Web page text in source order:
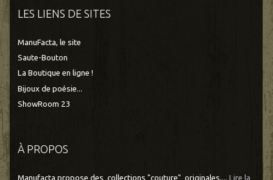
LES LIENS DE SITES
ManuFacta, le site
Saute-Bouton
La Boutique en ligne !
Bijoux de poésie...
ShowRoom 23
À PROPOS
Manufacta propose des collections "couture" originales,... Lire la